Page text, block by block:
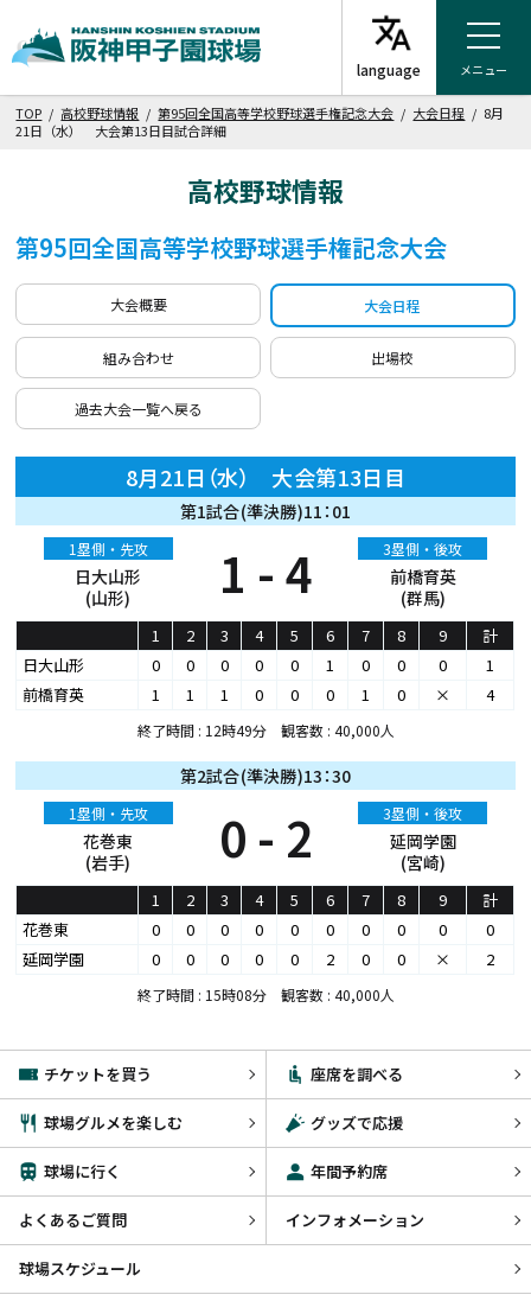
メニュー
TOP /高校野球情報 /第95回全国高等学校野球選手権記念大会 / 大会日程 / 8月
21日（水） 大会第13日目試合詳細
高校野球情報
第95回全国高等学校野球選手権記念大会
大会概要 大会日程
組み合わせ 出場校
過去大会一覧へ戻る
8月21日（水） 大会第13日目
第1試合(準決勝)11：01
1塁側・先攻
日大山形
(山形)
1 - 4 3塁側・後攻
前橋育英
(群馬)
1 2 3 4 5 6 7 8 9
計
日大山形
0 0 0 0 0 1 0 0 0
1
前橋育英
1 1 1 0 0 0 1 0 × 4
終了時間 : 12時49分 観客数 : 40,000人
第2試合(準決勝)13：30
1塁側・先攻
花巻東
(岩手)
0 - 2 3塁側・後攻
延岡学園
(宮崎)
1 2 3 4 5 6 7 8 9
計
花巻東
0 0 0 0 0 0 0 0 0
0
延岡学園
0 0 0 0 0 2 0 0 × 2
終了時間 : 15時08分 観客数 : 40,000人
チケットを買う 座席を調べる
球場グルメを楽しむ グッズで応援
球場に行く 年間予約席
よくあるご質問 インフォメーション
球場スケジュール